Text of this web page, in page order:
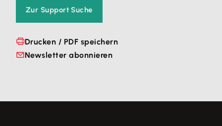
Zur Support Suche
Drucken / PDF speichern
Newsletter abonnieren